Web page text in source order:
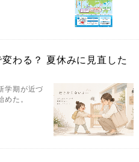
わる？ 夏休みに見直した
学期が近づ
た。